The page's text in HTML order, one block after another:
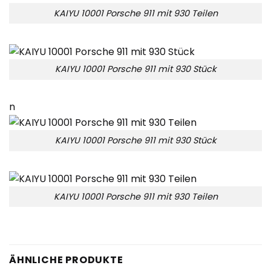
KAIYU 10001 Porsche 911 mit 930 Teilen
KAIYU 10001 Porsche 911 mit 930 Stück
n
KAIYU 10001 Porsche 911 mit 930 Stück
KAIYU 10001 Porsche 911 mit 930 Teilen
ÄHNLICHE PRODUKTE